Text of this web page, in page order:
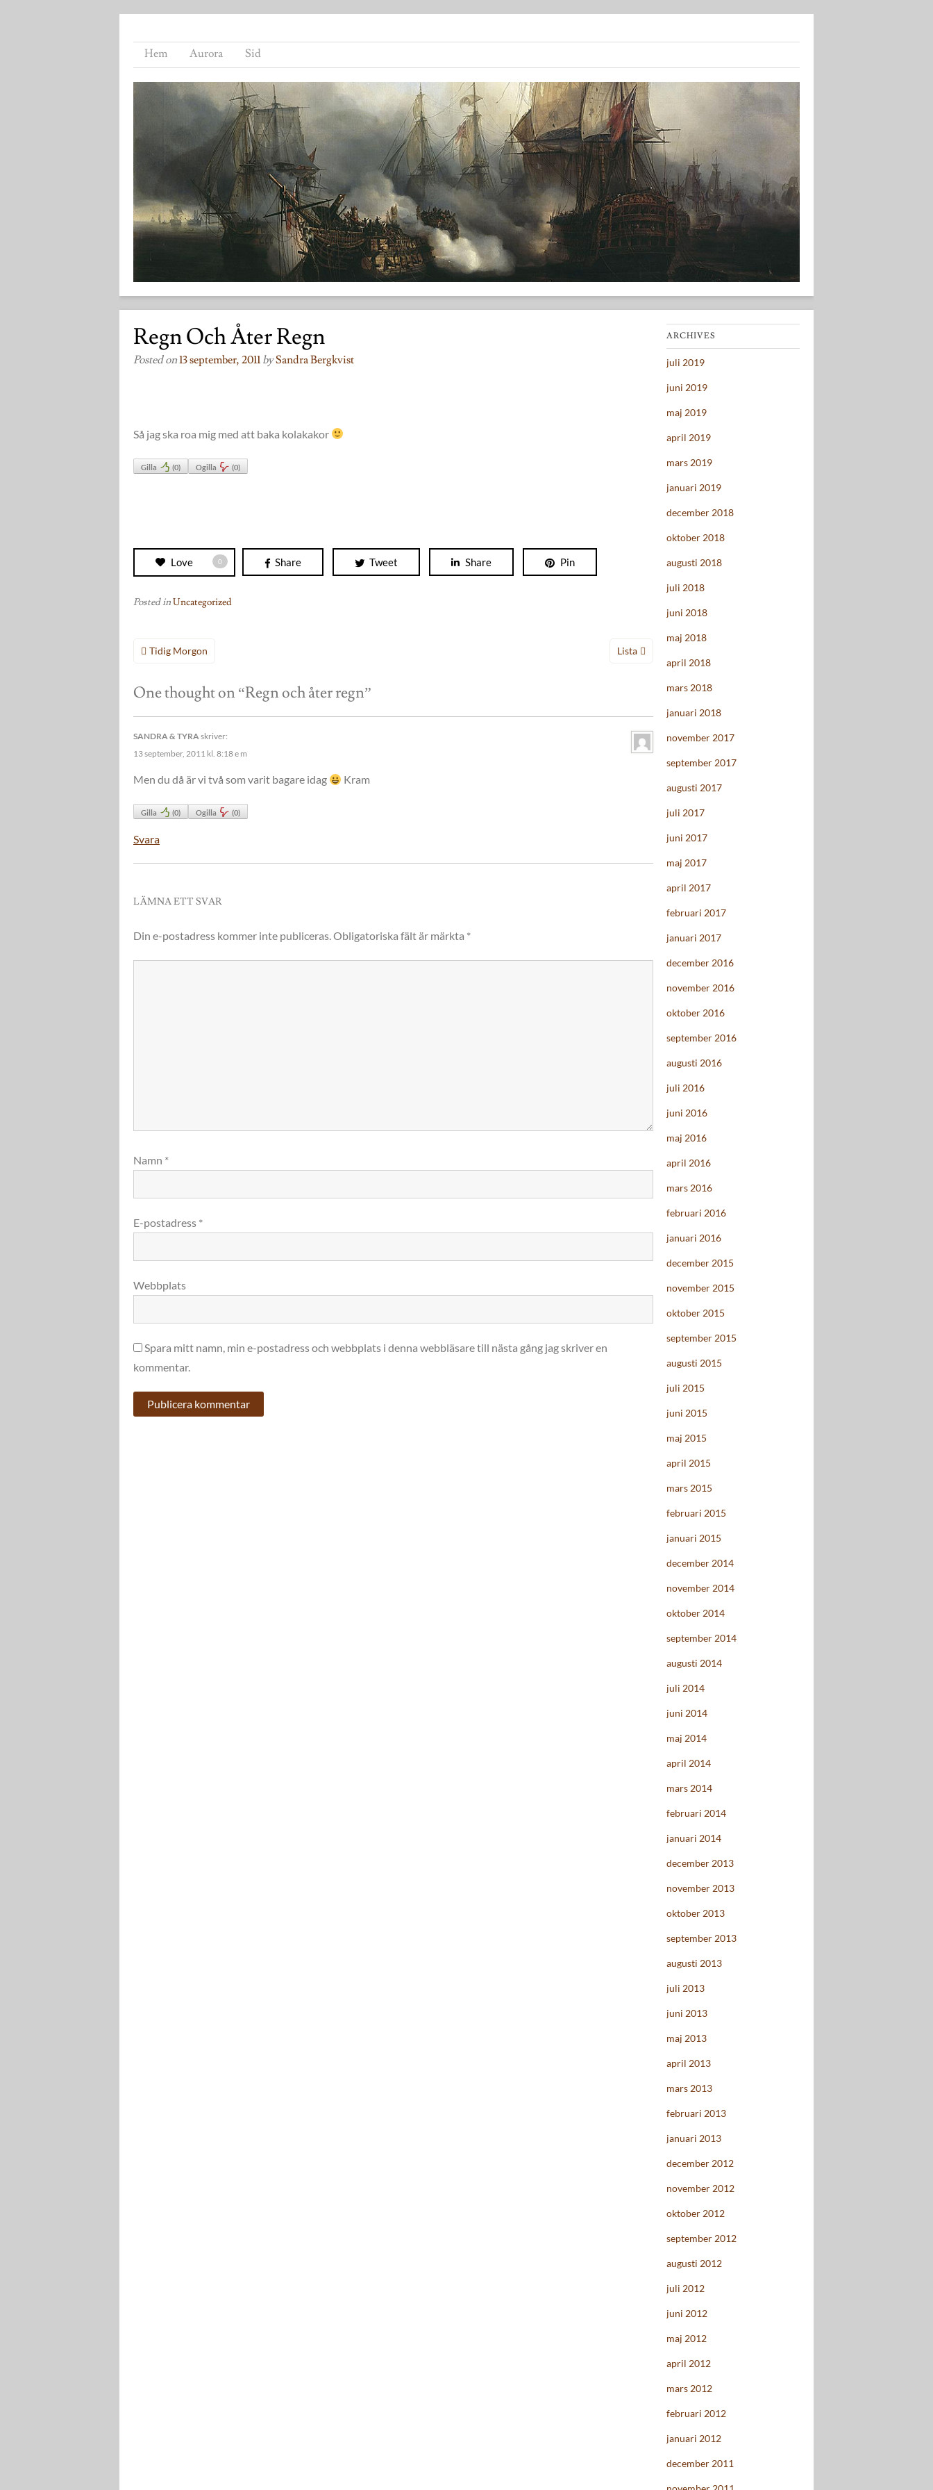
Hem Aurora Sid
Regn Och Åter Regn
Posted on13 september, 2011 bySandra Bergkvist
Så jag ska roa mig med att baka kolakakor
Gilla (0) Ogilla (0)
Love 0 Share Tweet Share Pin
Posted inUncategorized
Inläggsnavigering
Tidig Morgon Lista
One thought on “Regn och åter regn”
SANDRA & TYRA skriver:
13 september, 2011 kl. 8:18 e m
Men du då är vi två som varit bagare idag Kram
Gilla (0) Ogilla (0)
Svara
LÄMNA ETT SVAR
Din e-postadress kommer inte publiceras. Obligatoriska fält är märkta *
Namn *
E-postadress *
Webbplats
Spara mitt namn, min e-postadress och webbplats i denna webbläsare till nästa gång jag skriver en
kommentar.
ARCHIVES
juli 2019
juni 2019
maj 2019
april 2019
mars 2019
januari 2019
december 2018
oktober 2018
augusti 2018
juli 2018
juni 2018
maj 2018
april 2018
mars 2018
januari 2018
november 2017
september 2017
augusti 2017
juli 2017
juni 2017
maj 2017
april 2017
februari 2017
januari 2017
december 2016
november 2016
oktober 2016
september 2016
augusti 2016
juli 2016
juni 2016
maj 2016
april 2016
mars 2016
februari 2016
januari 2016
december 2015
november 2015
oktober 2015
september 2015
augusti 2015
juli 2015
juni 2015
maj 2015
april 2015
mars 2015
februari 2015
januari 2015
december 2014
november 2014
oktober 2014
september 2014
augusti 2014
juli 2014
juni 2014
maj 2014
april 2014
mars 2014
februari 2014
januari 2014
december 2013
november 2013
oktober 2013
september 2013
augusti 2013
juli 2013
juni 2013
maj 2013
april 2013
mars 2013
februari 2013
januari 2013
december 2012
november 2012
oktober 2012
september 2012
augusti 2012
juli 2012
juni 2012
maj 2012
april 2012
mars 2012
februari 2012
januari 2012
december 2011